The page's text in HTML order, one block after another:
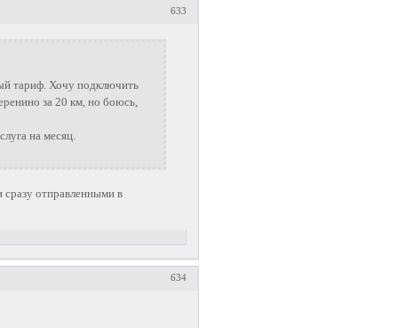
633
тариф. Хочу подключить
за 20 км, но боюсь,
на месяц.
отправленными в
634